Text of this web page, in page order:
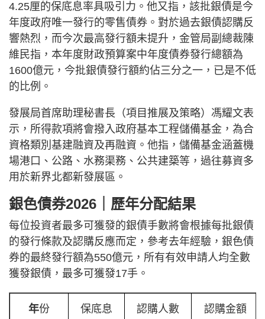
4.25厘的保底息率具吸引力。他又指，該批銀債是今
年度政府唯一發行的零售債券。對於過去銀債認購反
響熱烈，而今次最高發行額未提升，金管局副總裁陳
維民指，本年度財政預算案中年度債券發行總額為
1600億元，今批銀債發行額約佔三分之一，已是不低
的比例。
發展局首席助理秘書長（項目推展及策略）馮耀文表
示，所得款項將會撥入政府基本工程儲備基金，為合
資格類別基建融資及再融資。他指，儲備基金涵蓋機
場港口、公路、水務渠務、公共建築等，過往募資多
用於新界北都新發展區。
銀色債券2026｜歷年分配結果
每位投資者最多可獲發的銀債手數將會根據每批銀債
的發行條款及認購反應而定，參考去年經驗，銀色債
券的最終發行額為550億元，所有有效申請人均全數
獲發銀債，最多可獲發17手。
年份 保底息 認購人數 認購金額